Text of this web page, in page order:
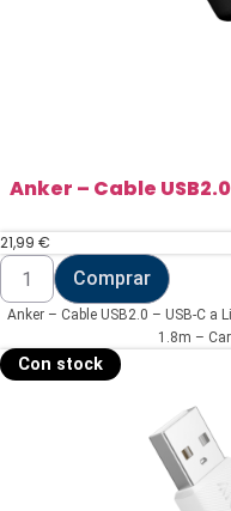
Anker – Cable
21,99 €
Anker
Cable
USB2.0
322-
USBC-
Comprar
Anker – Cable USB2.0 – USB-C a Lightning – Cable de nylon trenzado – Longitud
1.8m –
Con stock